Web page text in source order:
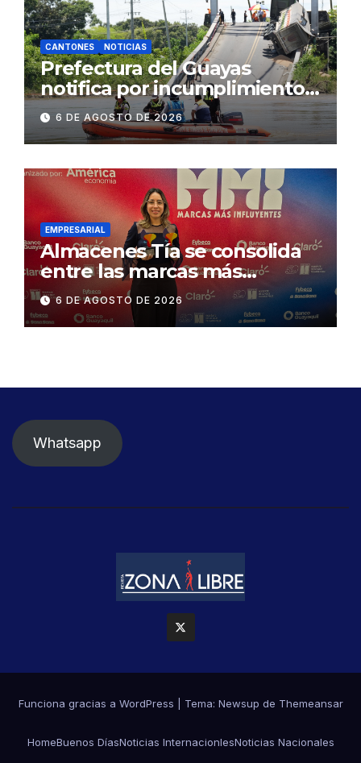
CANTONES NOTICIAS
Prefectura del Guayas
notifica por incumplimiento
contractual a la
Concesionaria CONORTE y
exige celeridad en
desmontaje del puente
Gonzalo Icaza Cornejo, en
Daule
6 DE AGOSTO DE 2026
EMPRESARIAL
Almacenes Tía se consolida
entre las marcas más
influyentes del Ecuador
6 DE AGOSTO DE 2026
Whatsapp
Funciona gracias a WordPress Tema: Newsup de Themeansar
HomeBuenos DíasNoticias InternacionlesNoticias Nacionales